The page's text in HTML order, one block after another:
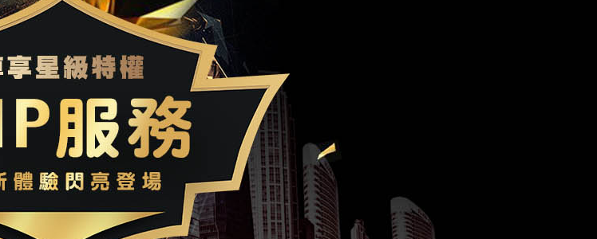
策略研究
機構觀點
市場動態
財經日曆 基本面知識
技術面知識
投資技巧
視頻學習
投資詞彙
掛單交易
交易詞彙
常見問題
資金安全
異常交易處理
人民幣兌換率
反洗黑錢聲明